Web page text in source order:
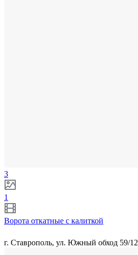
3
1
Ворота откатные с калиткой
г. Ставрополь, ул. Южный обход 59/12